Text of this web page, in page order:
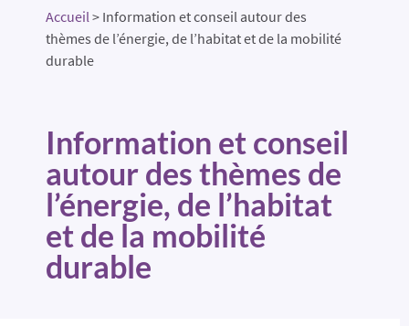
Accueil> Information et conseil autour des
thèmes de l’énergie, de l’habitat et de la mobilité
durable
Information et conseil
autour des thèmes de
l’énergie, de l’habitat
et de la mobilité
durable